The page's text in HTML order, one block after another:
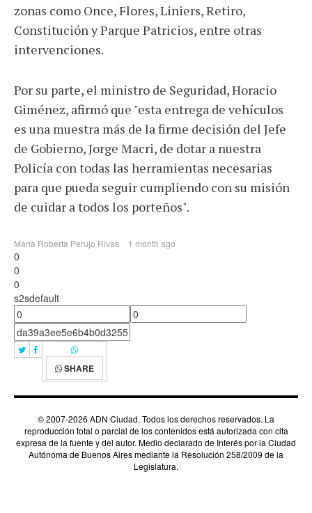
zonas como Once, Flores, Liniers, Retiro,
Constitución y Parque Patricios, entre otras
intervenciones.
Por su parte, el ministro de Seguridad, Horacio
Giménez, afirmó que "esta entrega de vehículos
es una muestra más de la firme decisión del Jefe
de Gobierno, Jorge Macri, de dotar a nuestra
Policía con todas las herramientas necesarias
para que pueda seguir cumpliendo con su misión
de cuidar a todos los porteños".
María Roberta Perujo Rivas 1 month ago
0
0
0
s2sdefault
SHARE
© 2007-2026 ADN Ciudad. Todos los derechos reservados. La
reproducción total o parcial de los contenidos está autorizada con cita
expresa de la fuente y del autor. Medio declarado de Interés por la Ciudad
Autónoma de Buenos Aires mediante la Resolución 258/2009 de la
Legislatura.